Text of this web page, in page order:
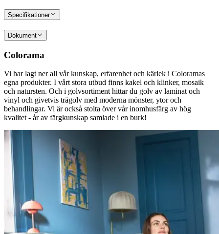
Specifikationer
Dokument
Colorama
Vi har lagt ner all vår kunskap, erfarenhet och kärlek i Coloramas
egna produkter. I vårt stora utbud finns kakel och klinker, mosaik
och natursten. Och i golvsortiment hittar du golv av laminat och
vinyl och givetvis trägolv med moderna mönster, ytor och
behandlingar. Vi är också stolta över vår inomhusfärg av hög
kvalitet - år av färgkunskap samlade i en burk!